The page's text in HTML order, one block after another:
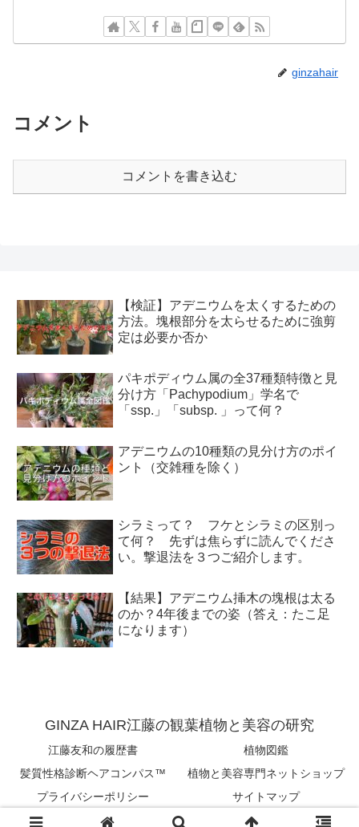
ginzahair
コメント
コメントを書き込む
【検証】アデニウムを太くするための
方法。塊根部分を太らせるために強剪
定は必要か否か
パキポディウム属の全37種類特徴と見
分け方「Pachypodium」学名で
「ssp.」「subsp. 」って何？
アデニウムの10種類の見分け方のポイ
ント（交雑種を除く）
シラミって？ フケとシラミの区別っ
て何？ 先ずは焦らずに読んでくださ
い。撃退法を３つご紹介します。
【結果】アデニウム挿木の塊根は太る
のか？4年後までの姿（答え：たこ足
になります）
GINZA HAIR江藤の観葉植物と美容の研究
江藤友和の履歴書
植物図鑑
髪質性格診断ヘアコンパス™︎
植物と美容専門ネットショップ
プライバシーポリシー
サイトマップ